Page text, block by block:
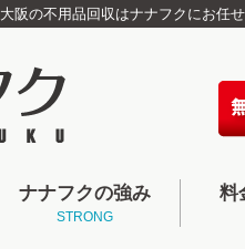
大阪の不用品回収はナナフクにお任
ナナフクの強み
STRONG
料